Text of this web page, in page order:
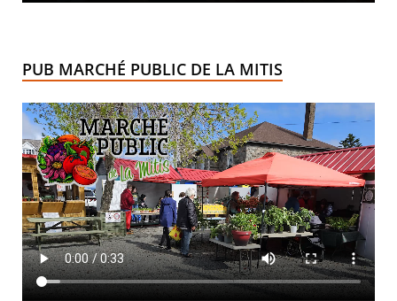
PUB MARCHÉ PUBLIC DE LA MITIS